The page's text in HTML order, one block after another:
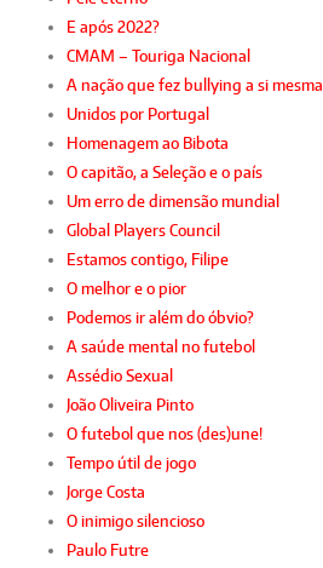
E após 2022?
CMAM – Touriga Nacional
A nação que fez bullying a si mesma
Unidos por Portugal
Homenagem ao Bibota
O capitão, a Seleção e o país
Um erro de dimensão mundial
Global Players Council
Estamos contigo, Filipe
O melhor e o pior
Podemos ir além do óbvio?
A saúde mental no futebol
Assédio Sexual
João Oliveira Pinto
O futebol que nos (des)une!
Tempo útil de jogo
Jorge Costa
O inimigo silencioso
Paulo Futre